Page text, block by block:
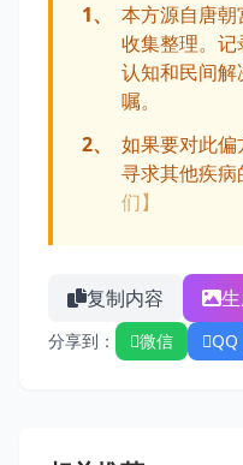
1、
本方源自唐
收集整理。
认知和民间
嘱。
2、
如果要对此
寻求其他疾
们】
复制内容
分享到： 微信 QQ